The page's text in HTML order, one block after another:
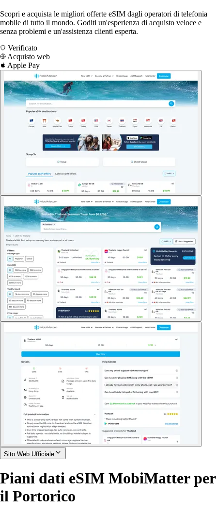
Scopri e acquista le migliori offerte eSIM dagli operatori di telefonia
mobile di tutto il mondo. Goditi un'esperienza di acquisto veloce e
senza problemi e un'assistenza clienti esperta.
Verificato
Acquisto web
Apple Pay
Sito Web Ufficiale
Piani dati eSIM MobiMatter per
il Portorico